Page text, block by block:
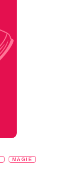
MAGIE